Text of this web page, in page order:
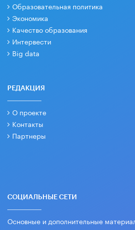
Образовательная политика
Экономика
Качество образования
Интервести
Big data
РЕДАКЦИЯ
О проекте
Контакты
Партнеры
СОЦИАЛЬНЫЕ СЕТИ
Основные и дополнительные